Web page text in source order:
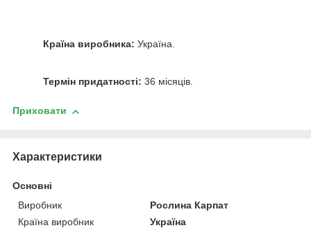
Країна виробника: Україна.
Термін придатності: 36 місяців.
Приховати
Характеристики
Основні
Виробник
Рослина Карпат
Країна виробник
Україна